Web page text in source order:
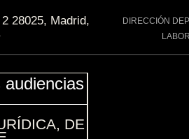
28025, Madrid,
DIRECCIÓN
audiencias
DE